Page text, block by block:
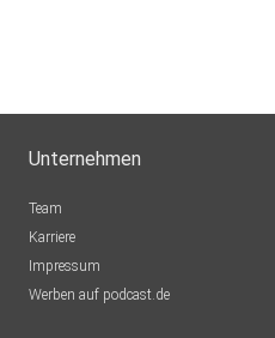
Unternehmen
Team
Karriere
Impressum
Werben auf podcast.de